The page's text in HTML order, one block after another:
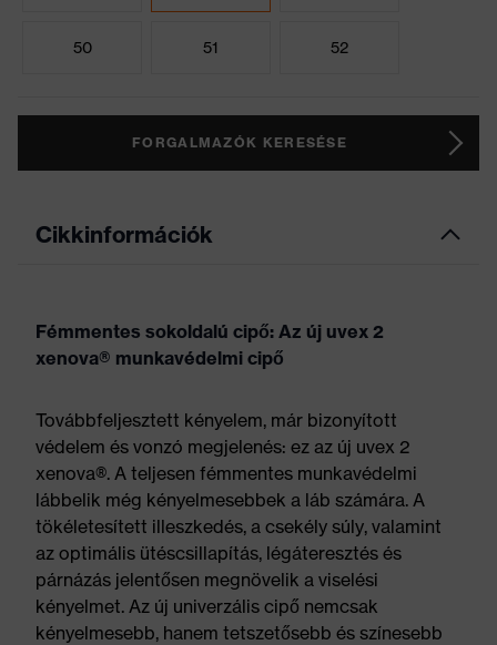
50 51 52
FORGALMAZÓK KERESÉSE
Cikkinformációk
Fémmentes sokoldalú cipő: Az új uvex 2
xenova® munkavédelmi cipő
Továbbfeljesztett kényelem, már bizonyított
védelem és vonzó megjelenés: ez az új uvex 2
xenova®. A teljesen fémmentes munkavédelmi
lábbelik még kényelmesebbek a láb számára. A
tökéletesített illeszkedés, a csekély súly, valamint
az optimális ütéscsillapítás, légáteresztés és
párnázás jelentősen megnövelik a viselési
kényelmet. Az új univerzális cipő nemcsak
kényelmesebb, hanem tetszetősebb és színesebb